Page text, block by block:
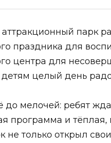
парк
праздника для
центра для
целый день
до мелочей: ребят
программа и
не только открыл